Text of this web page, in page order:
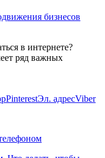
бизнесов
в интернете?
ряд важных
PinterestЭл. адресViber